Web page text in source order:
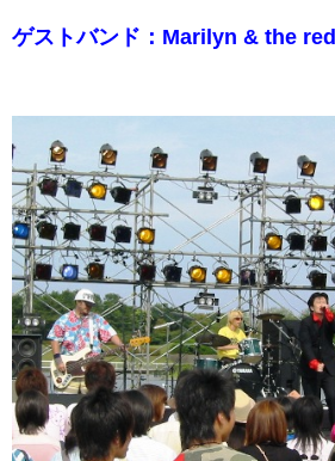
ゲストバンド：Marilyn & the